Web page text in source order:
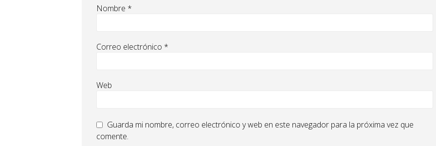
Nombre *
Correo electrónico *
Web
Guarda mi nombre, correo electrónico y web en este navegador para la próxima vez que
comente.